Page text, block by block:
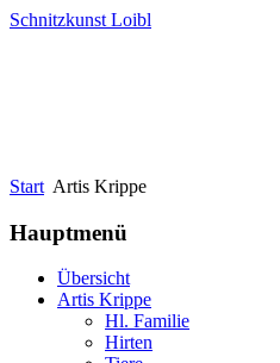
Schnitzkunst Loibl
Start Artis Krippe
Hauptmenü
Übersicht
Artis Krippe
Hl. Familie
Hirten